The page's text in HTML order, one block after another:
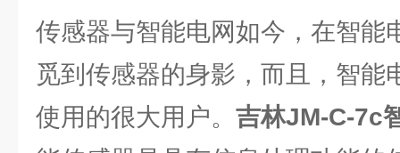
传感器与智能电网如今，在智能
觅到传感器的身影，而且，智能
使用的很大用户。 吉林JM-C-7c